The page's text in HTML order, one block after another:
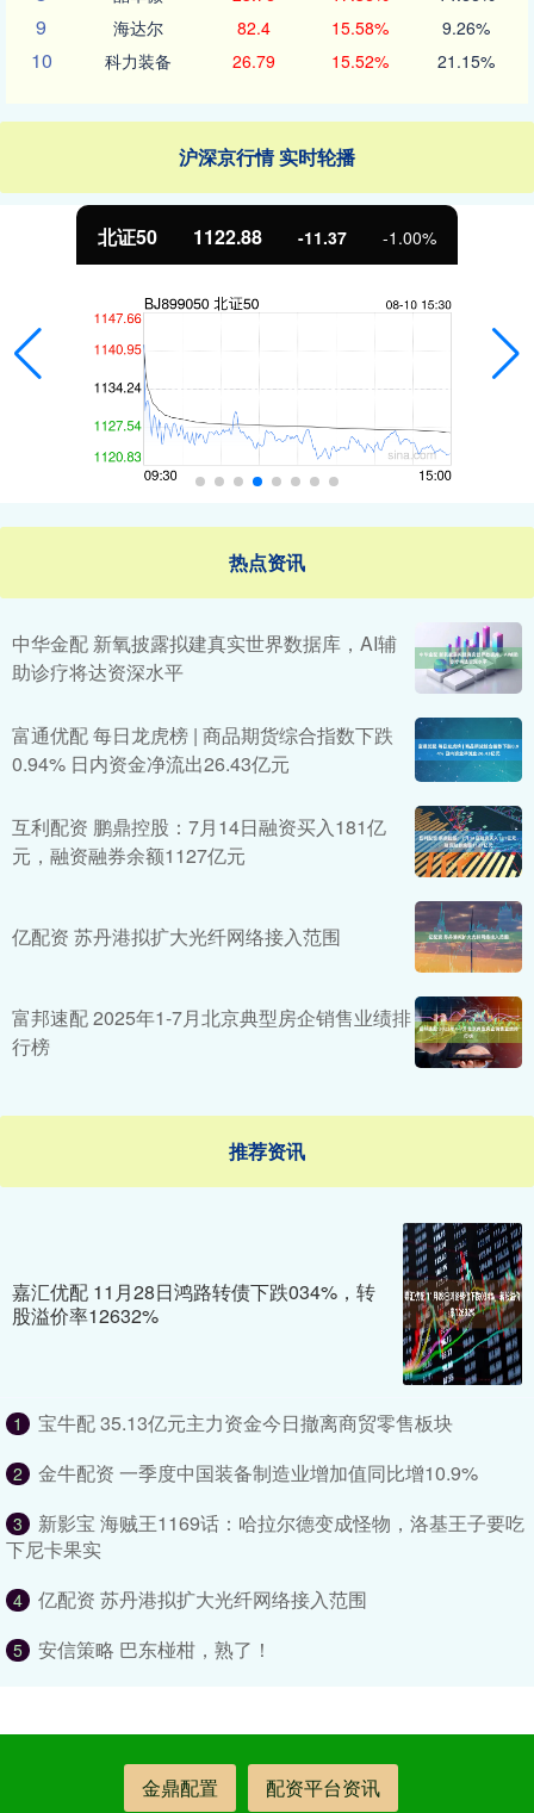
9 海达尔 82.4 15.58% 9.26%
10 科力装备 26.79 15.52% 21.15%
沪深京行情 实时轮播
北证50 1122.88 -11.37 -1.00%
热点资讯
中华金配 新氧披露拟建真实世界数据库，AI辅
助诊疗将达资深水平
富通优配 每日龙虎榜 | 商品期货综合指数下跌
0.94% 日内资金净流出26.43亿元
互利配资 鹏鼎控股：7月14日融资买入181亿
元，融资融券余额1127亿元
亿配资 苏丹港拟扩大光纤网络接入范围
富邦速配 2025年1-7月北京典型房企销售业绩排
行榜
推荐资讯
嘉汇优配 11月28日鸿路转债下跌034%，转
股溢价率12632%
1 宝牛配 35.13亿元主力资金今日撤离商贸零售板块
2 金牛配资 一季度中国装备制造业增加值同比增10.9%
3
新影宝 海贼王1169话：哈拉尔德变成怪物，洛基王子要吃
下尼卡果实
4 亿配资 苏丹港拟扩大光纤网络接入范围
5 安信策略 巴东椪柑，熟了！
金鼎配置 配资平台资讯